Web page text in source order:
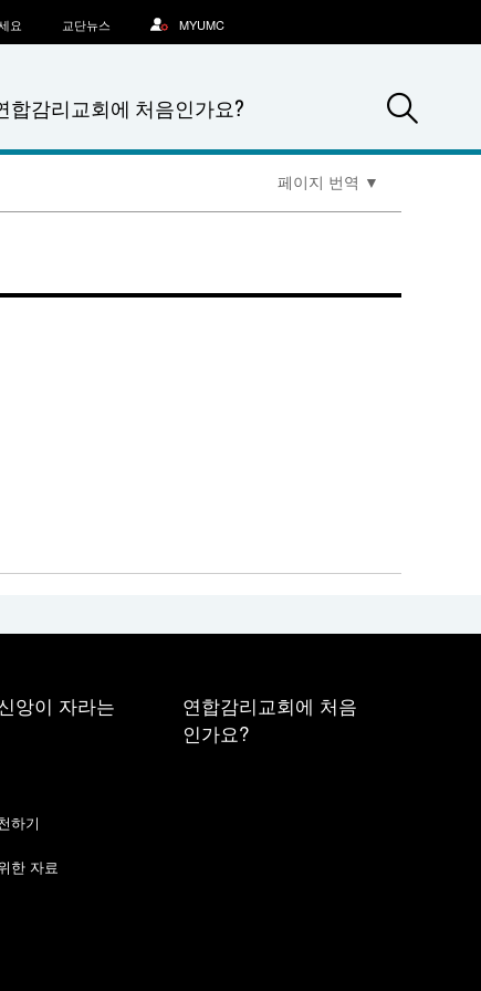
합감리교회에 처음인가요?
요 교단뉴스 MYUMC
페이지 번역 ▼
앙이 자라는
하기
한 자료
연합감리교회에 처음
인가요?